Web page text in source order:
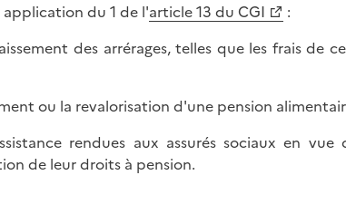
du 1 de l'article 13 du CGI
:
des arrérages, telles que les frais de
ou la revalorisation d'une pension
rendues aux assurés sociaux en vue
de leur droits à pension.